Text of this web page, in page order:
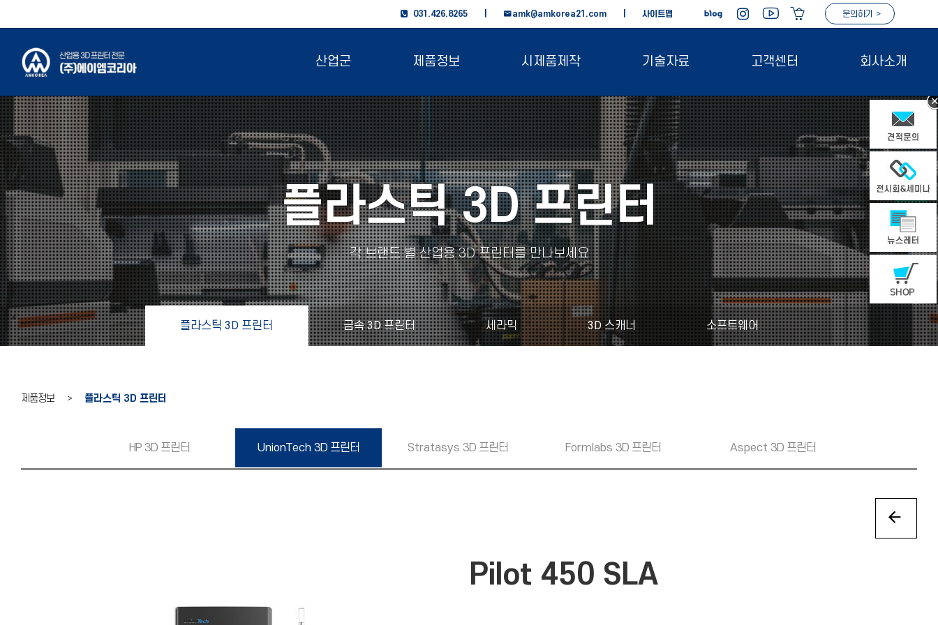
031.426.8265 | amk@amkorea21.com 사이트맵 문의하기 >
산업군 제품정보 시제품제작 기술자료 고객센터 회사소개
플라스틱 3D 프린터
각 브랜드 별 산업용 3D 프린터를 만나보세요
플라스틱 3D 프린터 금속 3D 프린터 세라믹 3D 스캐너 소프트웨어
제품정보 > 플라스틱 3D 프린터
HP 3D 프린터 UnionTech 3D 프린터 Stratasys 3D 프린터 Formlabs 3D 프린터 Aspect 3D 프린터
Pilot 450 SLA